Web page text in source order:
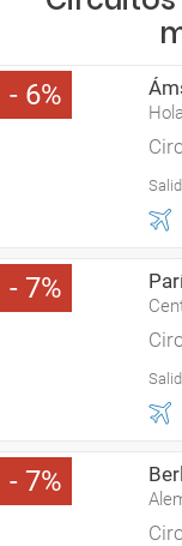
6
7
7